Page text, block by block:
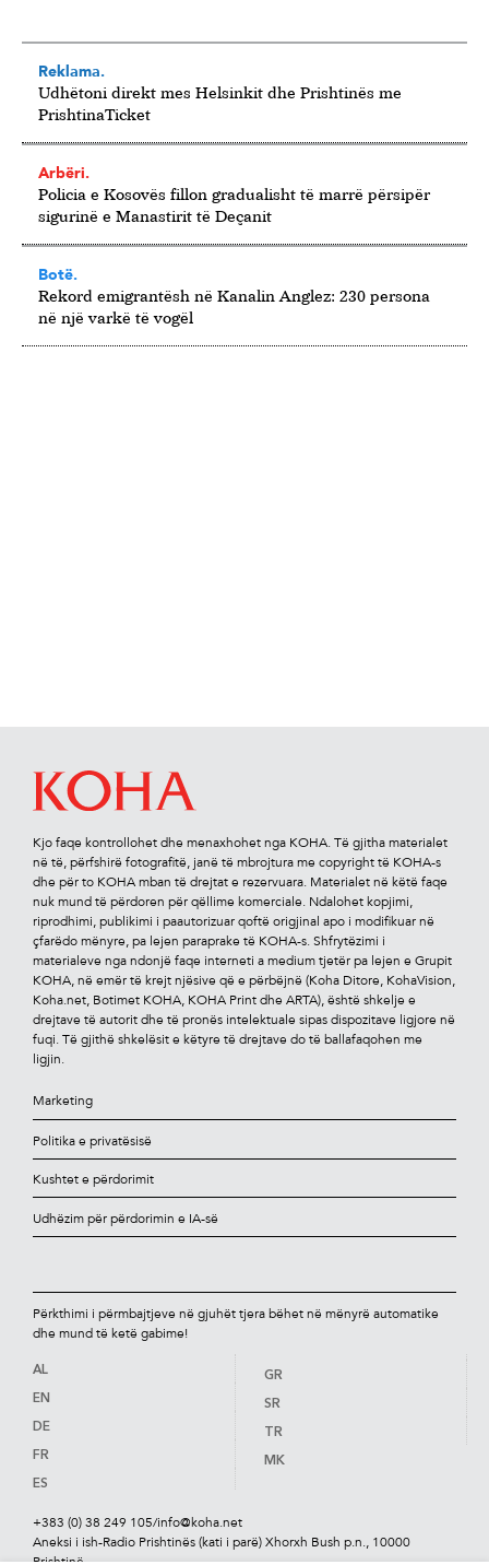
Reklama.
Udhëtoni direkt mes Helsinkit dhe Prishtinës me
PrishtinaTicket
Arbëri.
Policia e Kosovës fillon gradualisht të marrë përsipër
sigurinë e Manastirit të Deçanit
Botë.
Rekord emigrantësh në Kanalin Anglez: 230 persona
në një varkë të vogël
Kjo faqe kontrollohet dhe menaxhohet nga KOHA. Të gjitha materialet
në të, përfshirë fotograﬁtë, janë të mbrojtura me copyright të KOHA-s
dhe për to KOHA mban të drejtat e rezervuara. Materialet në këtë faqe
nuk mund të përdoren për qëllime komerciale. Ndalohet kopjimi,
riprodhimi, publikimi i paautorizuar qoftë origjinal apo i modiﬁkuar në
çfarëdo mënyre, pa lejen paraprake të KOHA-s. Shfrytëzimi i
materialeve nga ndonjë faqe interneti a medium tjetër pa lejen e Grupit
KOHA, në emër të krejt njësive që e përbëjnë (Koha Ditore, KohaVision,
Koha.net, Botimet KOHA, KOHA Print dhe ARTA), është shkelje e
drejtave të autorit dhe të pronës intelektuale sipas dispozitave ligjore në
fuqi. Të gjithë shkelësit e këtyre të drejtave do të ballafaqohen me
ligjin.
Marketing
Politika e privatësisë
Kushtet e përdorimit
Udhëzim për përdorimin e IA-së
Përkthimi i përmbajtjeve në gjuhët tjera bëhet në mënyrë automatike
dhe mund të ketë gabime!
AL
EN
DE
FR
ES
GR
SR
TR
MK
+383 (0) 38 249 105/info@koha.net
Aneksi i ish-Radio Prishtinës (kati i parë) Xhorxh Bush p.n., 10000